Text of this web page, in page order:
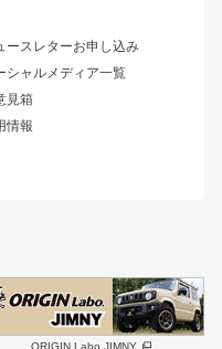
ースレターお申し込み
シャルメディア一覧
見箱
情報
レル
ィーロ
ラバン
ど家 鉄漢
ゲート
テナンスパーツ
ORIGIN Labo.JIMNY